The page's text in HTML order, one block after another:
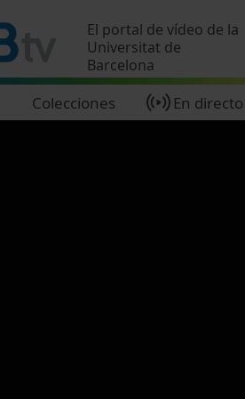
El portal de vídeo de la
Universitat de
Barcelona
Colecciones En directo